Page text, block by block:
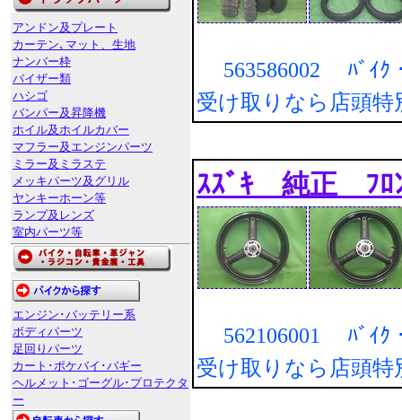
アンドン及プレート
カーテン､マット、生地
ナンバー枠
バイザー類
ハシゴ
バンパー及昇降機
ホイル及ホイルカバー
マフラー及エンジンパーツ
ミラー及ミラステ
メッキパーツ及グリル
ヤンキーホーン等
ランプ及レンズ
室内パーツ等
エンジン･バッテリー系
ボディパーツ
足回りパーツ
カート･ポケバイ･バギー
ヘルメット･ゴーグル･プロテクタ
ー
563586002 ﾊﾞｲｸ
受け取りなら店頭特
ｽｽﾞｷ 純正 ﾌﾛ
562106001 ﾊﾞｲｸ
受け取りなら店頭特